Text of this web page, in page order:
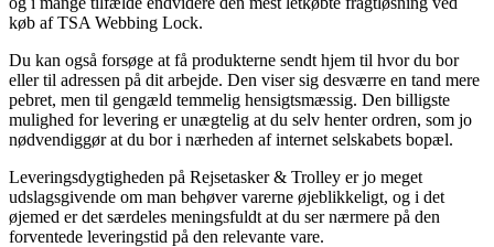
køb af TSA Webbing Lock.
Du kan også forsøge at få produkterne sendt hjem til hvor du bor
eller til adressen på dit arbejde. Den viser sig desværre en tand mere
pebret, men til gengæld temmelig hensigtsmæssig. Den billigste
mulighed for levering er unægtelig at du selv henter ordren, som jo
nødvendiggør at du bor i nærheden af internet selskabets bopæl.
Leveringsdygtigheden på Rejsetasker & Trolley er jo meget
udslagsgivende om man behøver varerne øjeblikkeligt, og i det
øjemed er det særdeles meningsfuldt at du ser nærmere på den
forventede leveringstid på den relevante vare.